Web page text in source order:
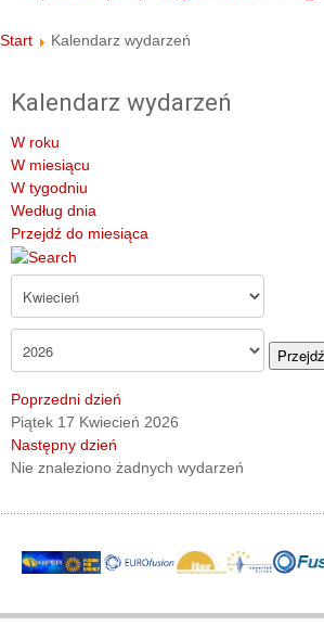
Start Kalendarz wydarzeń
Kalendarz wydarzeń
W roku
W miesiącu
W tygodniu
Według dnia
Przejdź do miesiąca
Poprzedni dzień
Piątek 17 Kwiecień 2026
Następny dzień
Nie znaleziono żadnych wydarzeń